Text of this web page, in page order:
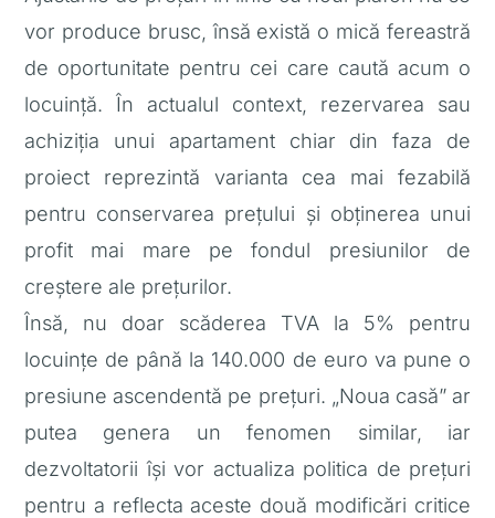
vor produce brusc, însă există o mică fereastră
de oportunitate pentru cei care caută acum o
locuință. În actualul context, rezervarea sau
achiziția unui apartament chiar din faza de
proiect reprezintă varianta cea mai fezabilă
pentru conservarea prețului și obținerea unui
profit mai mare pe fondul presiunilor de
creștere ale prețurilor.
Însă, nu doar scăderea TVA la 5% pentru
locuințe de până la 140.000 de euro va pune o
presiune ascendentă pe prețuri. „Noua casă” ar
putea genera un fenomen similar, iar
dezvoltatorii își vor actualiza politica de prețuri
pentru a reflecta aceste două modificări critice